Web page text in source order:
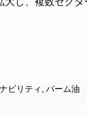
ビリティ , パーム油